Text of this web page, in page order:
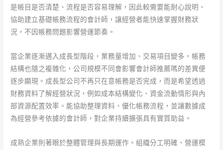
是帳目是否清楚、流程是否容易理解，因此較需要能耐心說明、
協助建立基礎帳務流程的會計師，讓經營者能快速掌握財務狀
況，不因帳務問題影響營運節奏。
當企業逐漸邁入成長型階段，業務量增加、交易項目變多，帳務
結構也隨之複雜化，公司規模不同會影響會計師推薦嗎的差異便
逐步顯現。成長型公司不再只在意帳務是否完成，而是希望透過
財務資料了解經營狀況，例如成本結構變化、資金流動情形與內
部資源配置效率。能協助整理資料、優化帳務流程，並讓數據成
為經營參考依據的會計師，對企業持續擴張具有實質助益。
成熟企業則著眼於整體管理與長期運作。組織分工明確、營運模